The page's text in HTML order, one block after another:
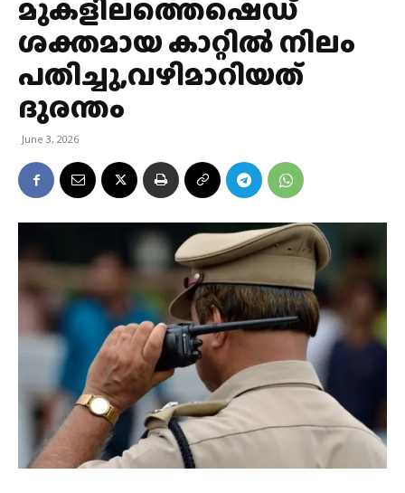
മുകളിലത്തെഷെഡ്
ശക്തമായ കാറ്റിൽ നിലം
പതിച്ചു,വഴിമാറിയത്
ദുരന്തം
June 3, 2026